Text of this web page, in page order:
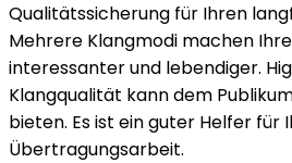
Qualitätssicherung für Ihren
Mehrere Klangmodi machen
interessanter und lebendiger.
Klangqualität kann dem
bieten. Es ist ein guter Helfer für
Übertragungsarbeit.